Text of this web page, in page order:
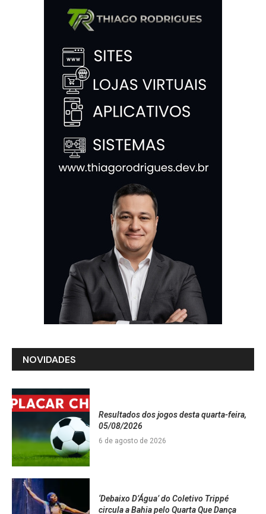
NOVIDADES
Resultados dos jogos desta quarta-feira,
05/08/2026
6 de agosto de 2026
‘Debaixo D’Água’ do Coletivo Trippé
circula a Bahia pelo Quarta Que Dança